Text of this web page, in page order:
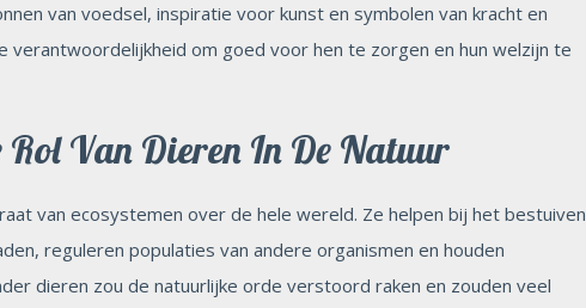
van voedsel, inspiratie voor kunst en symbolen van kracht en
verantwoordelijkheid om goed voor hen te zorgen en hun welzijn te
Van Dieren In De Natuur
van ecosystemen over de hele wereld. Ze helpen bij het bestuiven
reguleren populaties van andere organismen en houden
dieren zou de natuurlijke orde verstoord raken en zouden veel